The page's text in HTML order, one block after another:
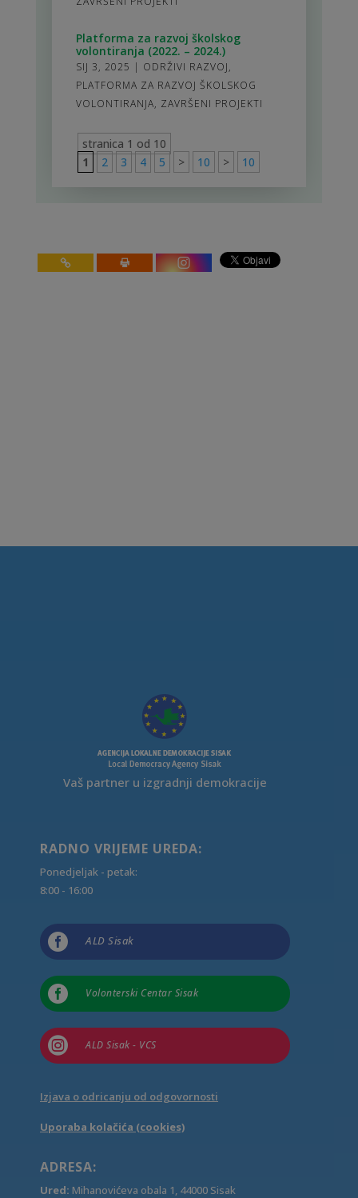
Platforma za razvoj školskog
volontiranja (2022. – 2024.)
SIJ 3, 2025 | ODRŽIVI RAZVOJ,
PLATFORMA ZA RAZVOJ ŠKOLSKOG
VOLONTIRANJA, ZAVRŠENI PROJEKTI
stranica 1 od 10
1
2 3 4 5 > 10 > 10
Vaš partner u izgradnji demokracije
RADNO VRIJEME UREDA:
Ponedjeljak - petak:
8:00 - 16:00
 ALD Sisak
 Volonterski Centar Sisak
 ALD Sisak - VCS
Izjava o odricanju od odgovornosti
Uporaba kolačića (cookies)
ADRESA:
Ured: Mihanovićeva obala 1, 44000 Sisak